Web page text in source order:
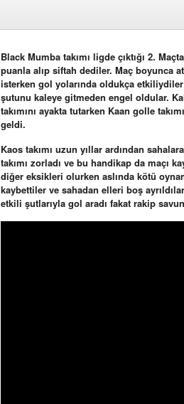
Black Mumba takımı ligde çıktığı 2.
puanla alıp siftah dediler. Maç boyunca
isterken gol yolarında oldukça
şutunu kaleye gitmeden engel oldular.
takımını ayakta tutarken Kaan golle
geldi.
Kaos takımı uzun yıllar ardından
takımı zorladı ve bu handikap da maçı
diğer eksikleri olurken aslında kötü
kaybettiler ve sahadan elleri boş
etkili şutlarıyla gol aradı fakat rakip